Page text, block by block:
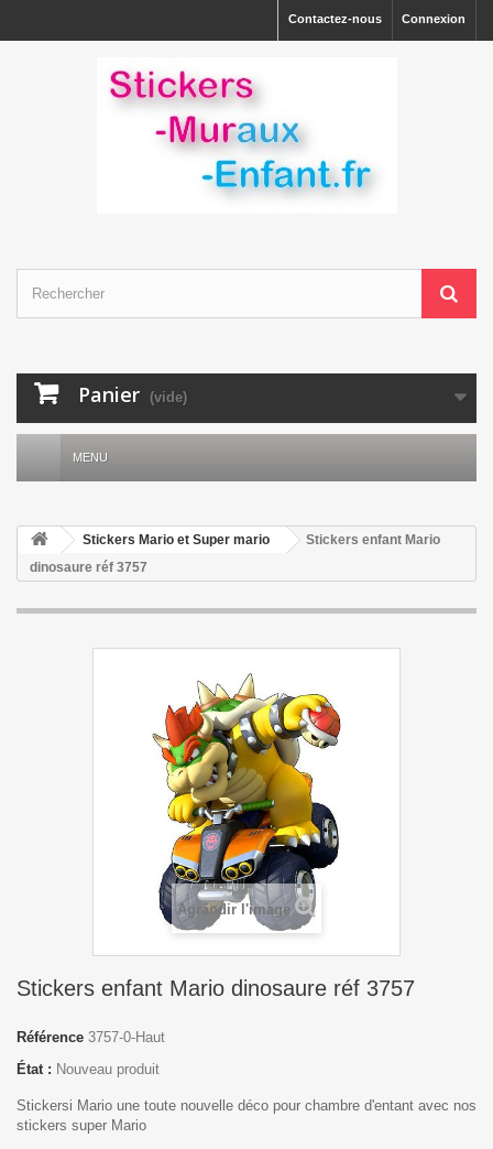
Connexion
Contactez-nous
Panier (vide)
MENU
Stickers Mario et Super mario
Stickers enfant Mario
dinosaure réf 3757
Agrandir l'image
Stickers enfant Mario dinosaure réf 3757
Référence 3757-0-Haut
État : Nouveau produit
Stickersi Mario une toute nouvelle déco pour chambre d'entant avec nos
stickers super Mario